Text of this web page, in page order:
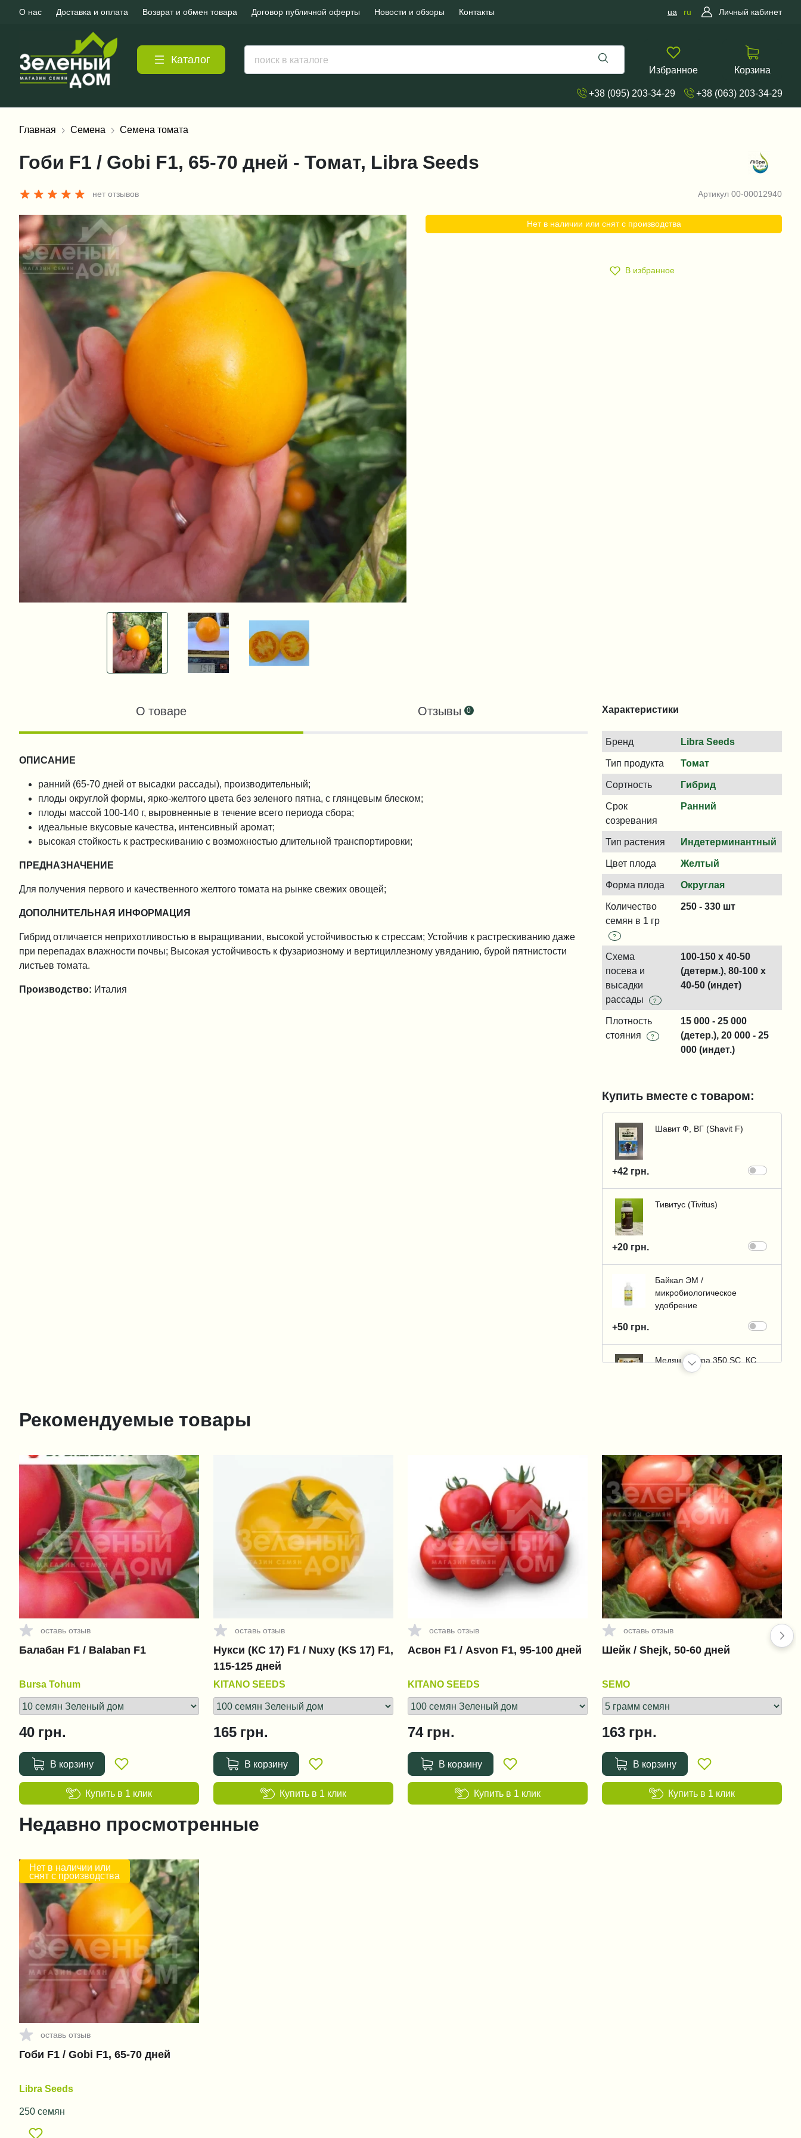
О нас Доставка и оплата Возврат и обмен товара Договор публичной оферты Новости и обзоры Контакты ua ru Личный кабинет
Каталог
Избранное Корзина
+38 (095) 203-34-29 +38 (063) 203-34-29
Главная Семена Семена томата
Артикул 00-00012940
Гоби F1 / Gobi F1, 65-70 дней - Томат, Libra Seeds
нет отзывов
Нет в наличии или снят с производства
В избранное
Характеристики
Бренд Libra Seeds
Тип продукта Томат
Сортность Гибрид
Срок
созревания
Ранний
Тип растения Индетерминантный
Цвет плода Желтый
Форма плода Округлая
Количество
семян в 1 гр
?
250 - 330 шт
Схема
посева и
высадки
рассады
?
100-150 x 40-50
(детерм.), 80-100 x
40-50 (индет)
Плотность
стояния
?
15 000 - 25 000
(детер.), 20 000 - 25
000 (индет.)
Купить вместе с товаром:
Шавит Ф, ВГ (Shavit F)
+42 грн.
Тивитус (Tivitus)
+20 грн.
Байкал ЭМ /
микробиологическое
удобрение
+50 грн.
Медян Экстра 350 SC, КС
(Medzian Extra)
+1 326 грн.
Пермаклин Ликвид, SC 600
к.с. (Permaclean Liquid)
+95 грн.
Зенкор Ликвид (Sencor
Liquid)
+1 456 грн.
+151 грн.
Ридомил Голд MZ 68 WG
(Ridomil Gold MZ 68 WG)
+38 грн.
О товаре Отзывы 0
ОПИСАНИЕ
ранний (65-70 дней от высадки рассады), производительный;
плоды округлой формы, ярко-желтого цвета без зеленого пятна, с глянцевым блеском;
плоды массой 100-140 г, выровненные в течение всего периода сбора;
идеальные вкусовые качества, интенсивный аромат;
высокая стойкость к растрескиванию с возможностью длительной транспортировки;
ПРЕДНАЗНАЧЕНИЕ
Для получения первого и качественного желтого томата на рынке свежих овощей;
ДОПОЛНИТЕЛЬНАЯ ИНФОРМАЦИЯ
Гибрид отличается неприхотливостью в выращивании, высокой устойчивостью к стрессам; Устойчив к растрескиванию даже
при перепадах влажности почвы; Высокая устойчивость к фузариозному и вертициллезному увяданию, бурой пятнистости
листьев томата.
Производство: Италия
Рекомендуемые товары
оставь отзыв
Балабан F1 / Balaban F1
Bursa Tohum
40 грн.
В корзину
Купить в 1 клик
оставь отзыв
Нукси (КС 17) F1 / Nuxy (KS 17) F1,
115-125 дней
KITANO SEEDS
165 грн.
В корзину
Купить в 1 клик
оставь отзыв
Асвон F1 / Asvon F1, 95-100 дней
KITANO SEEDS
74грн.
В корзину
Купить в 1 клик
оставь отзыв
Шейк / Shejk, 50-60 дней
SEMO
163 грн.
В корзину
Купить в 1 клик
Недавно просмотренные
Нет в наличии или
снят с производства
оставь отзыв
Гоби F1 / Gobi F1, 65-70 дней
Libra Seeds
250 семян